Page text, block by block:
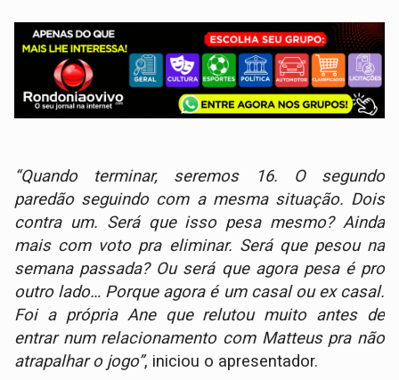
“Quando terminar, seremos 16. O segundo
paredão seguindo com a mesma situação. Dois
contra um. Será que isso pesa mesmo? Ainda
mais com voto pra eliminar. Será que pesou na
semana passada? Ou será que agora pesa é pro
outro lado… Porque agora é um casal ou ex casal.
Foi a própria Ane que relutou muito antes de
entrar num relacionamento com Matteus pra não
atrapalhar o jogo”, iniciou o apresentador.